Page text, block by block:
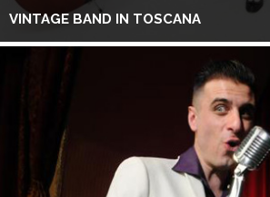
VINTAGE BAND IN TOSCANA